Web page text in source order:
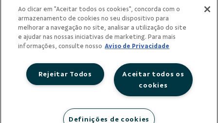
Indícios de Ilicitude
Privacidade
Ao clicar em "Aceitar todos os cookies", concorda com o
armazenamento de cookies no seu dispositivo para
melhorar a navegação no site, analisar a utilização do site
e ajudar nas nossas iniciativas de marketing. Para mais
informações, consulte nosso Aviso de Privacidade
Aceitar todos os
cookies
Rejeitar Todos
Definições de cookies